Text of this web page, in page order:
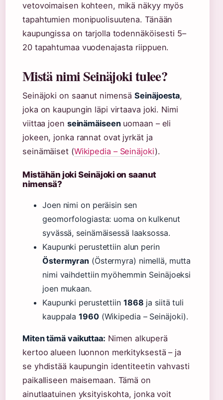
vetovoimaisen kohteen, mikä näkyy myös
tapahtumien monipuolisuutena. Tänään
kaupungissa on tarjolla todennäköisesti 5–
20 tapahtumaa vuodenajasta riippuen.
Mistä nimi Seinäjoki tulee?
Seinäjoki on saanut nimensäSeinäjoesta,
joka on kaupungin läpi virtaava joki. Nimi
viittaa joen seinämäiseenuomaan – eli
jokeen, jonka rannat ovat jyrkät ja
seinämäiset (Wikipedia – Seinäjoki).
Mistähän joki Seinäjoki on saanut
nimensä?
Joen nimi on peräisin sen
geomorfologiasta: uoma on kulkenut
syvässä, seinämäisessä laaksossa.
Kaupunki perustettiin alun perin
Östermyran (Östermyra) nimellä, mutta
nimi vaihdettiin myöhemmin Seinäjoeksi
joen mukaan.
Kaupunki perustettiin 1868 ja siitä tuli
kauppala1960(Wikipedia – Seinäjoki).
Miten tämä vaikuttaa: Nimen alkuperä
kertoo alueen luonnon merkityksestä – ja
se yhdistää kaupungin identiteetin vahvasti
paikalliseen maisemaan. Tämä on
ainutlaatuinen yksityiskohta, jonka voit